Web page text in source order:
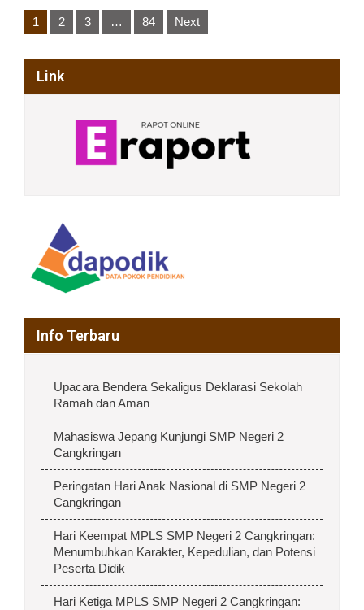
Posts
pagination
1 2 3 … 84 Next
Link
Info Terbaru
Upacara Bendera Sekaligus Deklarasi Sekolah
Ramah dan Aman
Mahasiswa Jepang Kunjungi SMP Negeri 2
Cangkringan
Peringatan Hari Anak Nasional di SMP Negeri 2
Cangkringan
Hari Keempat MPLS SMP Negeri 2 Cangkringan:
Menumbuhkan Karakter, Kepedulian, dan Potensi
Peserta Didik
Hari Ketiga MPLS SMP Negeri 2 Cangkringan: